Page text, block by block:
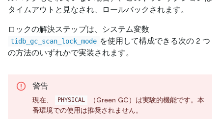
タイムアウトと見なされ、ロールバックされます。
ロックの解決ステップは、システム変数
tidb_gc_scan_lock_mode を使用して構成できる次の 2 つ
の方法のいずれかで実装されます。
警告
現在、 PHYSICAL
（Green GC）は実験的機能です。本
番環境での使用は推奨されません。